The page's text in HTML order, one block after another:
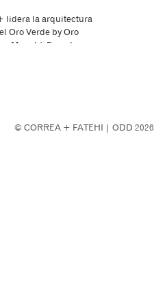
lidera la arquitectura
Oro Verde by Oro
Manabí, Ecuador:
© CORREA + FATEHI | ODD 2026